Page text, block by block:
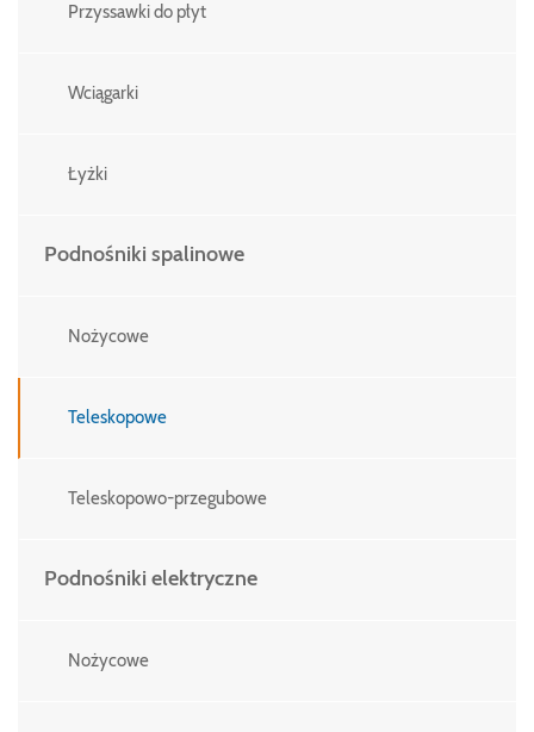
Przyssawki do płyt
Wciągarki
Łyżki
Podnośniki spalinowe
Nożycowe
Teleskopowe
Teleskopowo-przegubowe
Podnośniki elektryczne
Nożycowe